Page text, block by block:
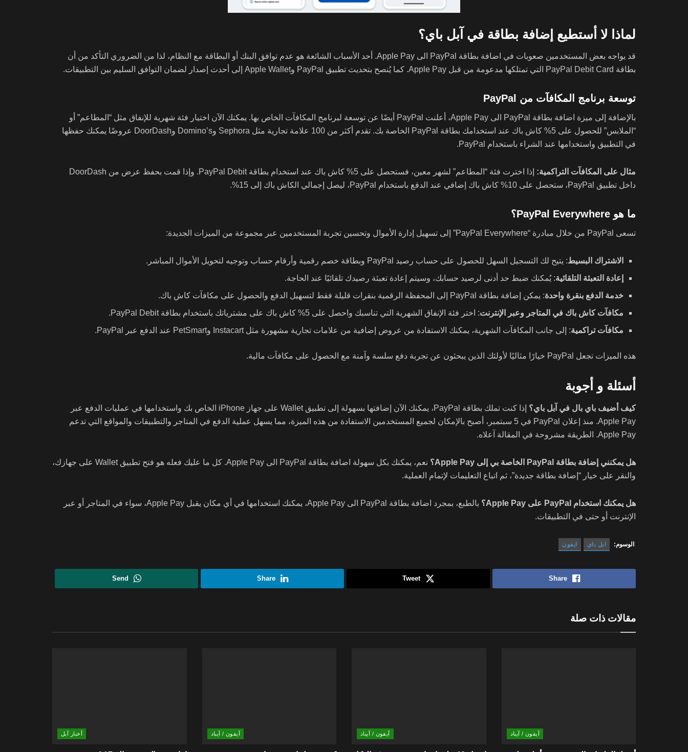
لماذا لا أستطيع إضافة بطاقة في آبل باي؟
قد يواجه بعض المستخدمين صعوبات في اضافة بطاقة PayPal الى Apple Pay. أحد الأسباب الشائعة هو عدم توافق البنك أو البطاقة مع النظام، لذا من الضروري التأكد من أن
بطاقة PayPal Debit Card التي تمتلكها مدعومة من قبل Apple Pay. كما يُنصح بتحديث تطبيق PayPal وApple Wallet إلى أحدث إصدار لضمان التوافق السليم بين التطبيقات.
توسعة برنامج المكافآت من PayPal
بالإضافة إلى ميزة اضافة بطاقة PayPal الى Apple Pay، أعلنت PayPal أيضًا عن توسعة لبرنامج المكافآت الخاص بها. يمكنك الآن اختيار فئة شهرية للإنفاق مثل “المطاعم” أو
“الملابس” للحصول على 5% كاش باك عند استخدامك بطاقة PayPal الخاصة بك. تقدم أكثر من 100 علامة تجارية مثل Sephora وDomino’s وDoorDash عروضًا يمكنك حفظها
في التطبيق واستخدامها عند الشراء باستخدام PayPal.
مثال على المكافآت التراكمية:
إذا اخترت فئة “المطاعم” لشهر معين، فستحصل على 5% كاش باك عند استخدام بطاقة PayPal Debit. وإذا قمت بحفظ عرض من DoorDash
داخل تطبيق PayPal، ستحصل على 10% كاش باك إضافي عند الدفع باستخدام PayPal، ليصل إجمالي الكاش باك إلى 15%.
ما هو PayPal Everywhere؟
تسعى PayPal من خلال مبادرة “PayPal Everywhere” إلى تسهيل إدارة الأموال وتحسين تجربة المستخدمين عبر مجموعة من الميزات الجديدة:
الاشتراك البسيط: يتيح لك التسجيل السهل للحصول على حساب رصيد PayPal وبطاقة خصم رقمية وأرقام حساب وتوجيه لتحويل الأموال المباشر.
إعادة التعبئة التلقائية: يُمكنك ضبط حد أدنى لرصيد حسابك، وسيتم إعادة تعبئة رصيدك تلقائيًا عند الحاجة.
خدمة الدفع بنقرة واحدة: يمكن إضافة بطاقة PayPal إلى المحفظة الرقمية بنقرات قليلة فقط لتسهيل الدفع والحصول على مكافآت كاش باك.
مكافآت كاش باك في المتاجر وعبر الإنترنت: اختر فئة الإنفاق الشهرية التي تناسبك واحصل على 5% كاش باك على مشترياتك باستخدام بطاقة PayPal Debit.
مكافآت تراكمية: إلى جانب المكافآت الشهرية، يمكنك الاستفادة من عروض إضافية من علامات تجارية مشهورة مثل Instacart وPetSmart عند الدفع عبر PayPal.
هذه الميزات تجعل PayPal خيارًا مثاليًا لأولئك الذين يبحثون عن تجربة دفع سلسة وآمنة مع الحصول على مكافآت مالية.
أسئلة و أجوبة
كيف أضيف باي بال في آبل باي؟
إذا كنت تملك بطاقة PayPal، يمكنك الآن إضافتها بسهولة إلى تطبيق Wallet على جهاز iPhone الخاص بك واستخدامها في عمليات الدفع عبر
Apple Pay. منذ إعلان PayPal في 5 سبتمبر، أصبح بالإمكان لجميع المستخدمين الاستفادة من هذه الميزة، مما يسهل عملية الدفع في المتاجر والتطبيقات والمواقع التي تدعم
Apple Pay. الطريقة مشروحة في المقالة آعلاه.
هل يمكنني إضافة بطاقة PayPal الخاصة بي إلى Apple Pay؟
نعم، يمكنك بكل سهولة اضافة بطاقة PayPal الى Apple Pay. كل ما عليك فعله هو فتح تطبيق Wallet على جهازك،
والنقر على خيار “إضافة بطاقة جديدة”، ثم اتباع التعليمات لإتمام العملية.
هل يمكنك استخدام PayPal على Apple Pay؟
بالطبع، بمجرد اضافة بطاقة PayPal الى Apple Pay، يمكنك استخدامها في أي مكان يقبل Apple Pay، سواء في المتاجر أو عبر
الإنترنت أو حتى في التطبيقات.
الوسوم: ابل باي ايفون
Share
Tweet
Share
Send
مقالات ذات صلة
آيفون / آيباد آيفون / آيباد آيفون / آيباد أخبار آبل